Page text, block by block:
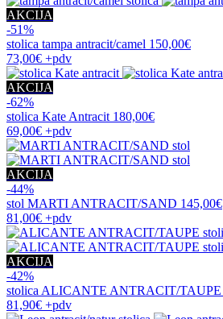
AKCIJA
-51%
stolica tampa antracit/camel 150,00€
73,00€ +pdv
AKCIJA
-62%
stolica Kate Antracit 180,00€
69,00€ +pdv
AKCIJA
-44%
stol MARTI ANTRACIT/SAND 145,00€
81,00€ +pdv
AKCIJA
-42%
stolica ALICANTE ANTRACIT/TAUPE
81,90€ +pdv